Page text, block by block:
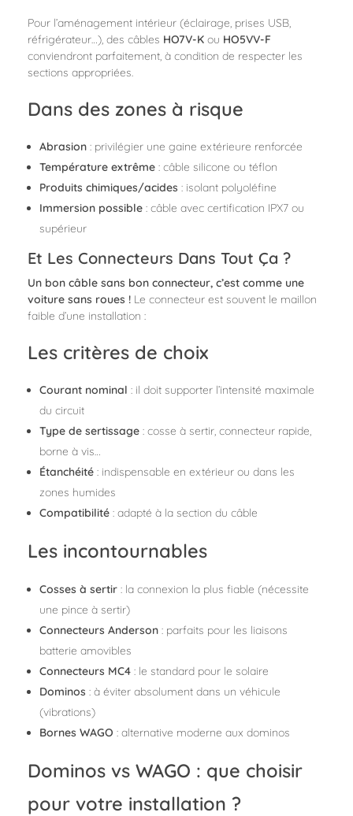
Pour l’aménagement intérieur (éclairage, prises USB,
réfrigérateur…), des câbles HO7V-K ou HO5VV-F
conviendront parfaitement, à condition de respecter les
sections appropriées.
Dans des zones à risque
Abrasion : privilégier une gaine extérieure renforcée
Température extrême : câble silicone ou téflon
Produits chimiques/acides : isolant polyoléfine
Immersion possible : câble avec certification IPX7 ou
supérieur
Et Les Connecteurs Dans Tout Ça ?
Un bon câble sans bon connecteur, c’est comme une
voiture sans roues ! Le connecteur est souvent le maillon
faible d’une installation :
Les critères de choix
Courant nominal : il doit supporter l’intensité maximale
du circuit
Type de sertissage : cosse à sertir, connecteur rapide,
borne à vis…
Étanchéité : indispensable en extérieur ou dans les
zones humides
Compatibilité : adapté à la section du câble
Les incontournables
Cosses à sertir : la connexion la plus fiable (nécessite
une pince à sertir)
Connecteurs Anderson : parfaits pour les liaisons
batterie amovibles
Connecteurs MC4 : le standard pour le solaire
Dominos : à éviter absolument dans un véhicule
(vibrations)
Bornes WAGO : alternative moderne aux dominos
Dominos vs WAGO : que choisir
pour votre installation ?